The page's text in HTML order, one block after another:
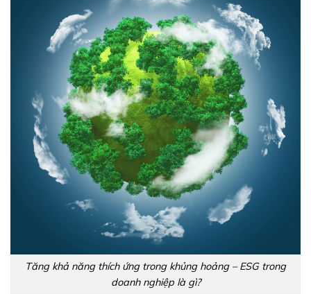
Tăng khả năng thích ứng trong khủng hoảng – ESG trong
doanh nghiệp là gì?